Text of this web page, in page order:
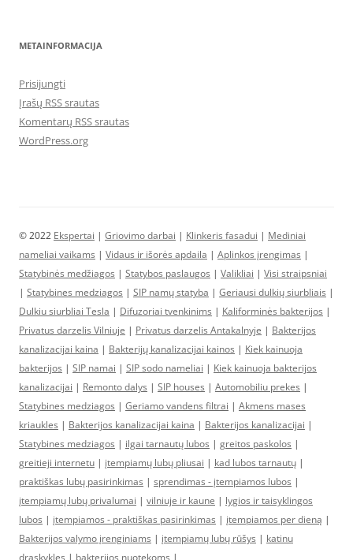
METAINFORMACIJA
Prisijungti
Įrašų RSS srautas
Komentarų RSS srautas
WordPress.org
© 2022 Ekspertai | Griovimo darbai | Klinkeris fasadui | Mediniai
nameliai vaikams | Vidaus ir išorės apdaila | Aplinkos įrengimas |
Statybinės medžiagos | Statybos paslaugos | Valikliai | Visi straipsniai
| Statybines medziagos | SIP namų statyba | Geriausi dulkių siurbliais |
Dulkiu siurbliai Tesla | Difuzoriai tvenkinims | Kaliforminės bakterijos |
Privatus darzelis Vilniuje | Privatus darzelis Antakalnyje | Bakterijos
kanalizacijai kaina | Bakterijų kanalizacijai kainos | Kiek kainuoja
bakterijos | SIP namai | SIP sodo nameliai | Kiek kainuoja bakterijos
kanalizacijai | Remonto dalys | SIP houses | Automobiliu prekes |
Statybines medziagos | Geriamo vandens filtrai | Akmens mases
kriaukles | Bakterijos kanalizacijai kaina | Bakterijos kanalizacijai |
Statybines medziagos | ilgai tarnautų lubos | greitos paskolos |
greitieji internetu | įtempiamų lubų pliusai | kad lubos tarnautų |
praktiškas lubų pasirinkimas | sprendimas - įtempiamos lubos |
įtempiamų lubų privalumai | vilniuje ir kaune | lygios ir taisyklingos
lubos | įtempiamos - praktiškas pasirinkimas | įtempiamos per dieną |
Bakterijos valymo įrenginiams | įtempiamų lubų rūšys | katinu
draskykles | bakterijos nuotekoms |